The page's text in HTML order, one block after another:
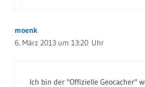
moenk
6. März 2013 um 13:20 Uhr
Ich bin der "Offizielle Geocacher"